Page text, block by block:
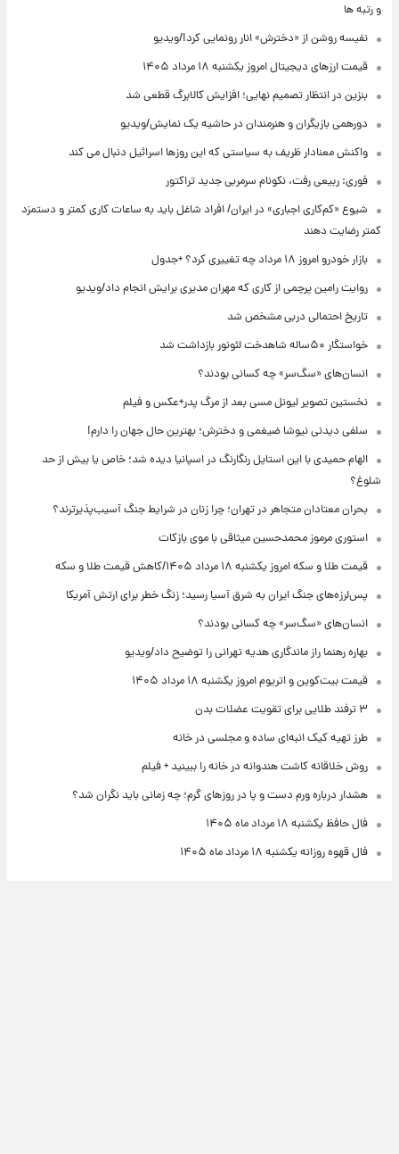
و رتبه ها
نفیسه روشن از «دخترش» انار رونمایی کرد!/ویدیو
قیمت ارزهای دیجیتال امروز یکشنبه ۱۸ مرداد ۱۴۰۵
بنزین در انتظار تصمیم نهایی؛ افزایش کالابرگ قطعی شد
دورهمی بازیگران و هنرمندان در حاشیه یک نمایش/ویدیو
واکنش معنادار ظریف به سیاستی که این روزها اسرائیل دنبال می کند
فوری: ربیعی رفت، نکونام سرمربی جدید تراکتور
شیوع «کم‌کاری اجباری» در ایران/ افراد شاغل باید به ساعات کاری کمتر و دستمزد
کمتر رضایت دهند
بازار خودرو امروز ۱۸ مرداد چه تغییری کرد؟ +جدول
روایت رامین پرچمی از کاری که مهران مدیری برایش انجام داد/ویدیو
تاریخ احتمالی دربی مشخص شد
خواستگار ۵۰ساله شاهدخت لئونور بازداشت شد
انسان‌های «سگ‌سر» چه کسانی بودند؟
نخستین تصویر لیونل مسی بعد از مرگ پدر+عکس و فیلم
سلفی دیدنی نیوشا ضیغمی و دخترش؛ بهترین حال جهان را دارم!
الهام حمیدی با این استایل رنگارنگ در اسپانیا دیده شد؛ خاص یا بیش از حد
شلوغ؟
بحران معتادان متجاهر در تهران؛ چرا زنان در شرایط جنگ آسیب‌پذیرترند؟
استوری مرموز محمدحسین میثاقی با موی بازکات
قیمت طلا و سکه امروز یکشنبه ۱۸ مرداد ۱۴۰۵/کاهش قیمت طلا و سکه
پس‌لرزه‌های جنگ ایران به شرق آسیا رسید؛ زنگ خطر برای ارتش آمریکا
انسان‌های «سگ‌سر» چه کسانی بودند؟
بهاره رهنما راز ماندگاری هدیه تهرانی را توضیح داد/ویدیو
قیمت بیت‌کوین و اتریوم امروز یکشنبه ۱۸ مرداد ۱۴۰۵
۳ ترفند طلایی برای تقویت عضلات بدن
طرز تهیه کیک انبه‌ای ساده و مجلسی در خانه
روش خلاقانه کاشت هندوانه در خانه را ببینید + فیلم
هشدار درباره ورم دست و پا در روزهای گرم؛ چه زمانی باید نگران شد؟
فال حافظ یکشنبه ۱۸ مرداد ماه ۱۴۰۵
فال قهوه روزانه یکشنبه ۱۸ مرداد ماه ۱۴۰۵